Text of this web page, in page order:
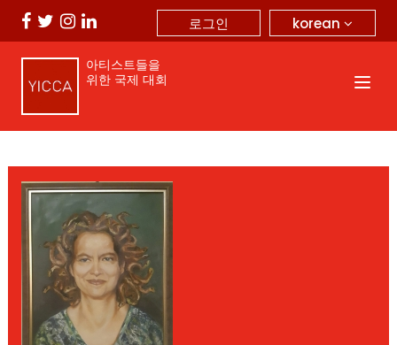
korean
로그인
아티스트들을
위한 국제 대회